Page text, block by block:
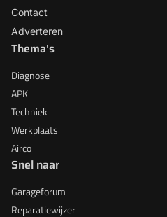
Contact
Adverteren
Thema's
Diagnose
APK
Techniek
Werkplaats
Airco
Snel naar
Garageforum
Reparatiewijzer